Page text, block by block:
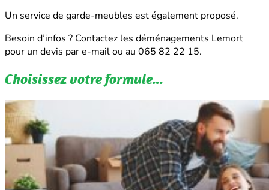
Un service de garde-meubles est également proposé.
Besoin d’infos ? Contactez les déménagements Lemort
pour un devis par e-mail ou au 065 82 22 15.
Choisissez votre formule...